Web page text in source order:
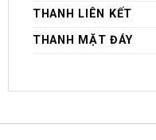
THANH LIÊN KẾT
THANH MẶT ĐÁY